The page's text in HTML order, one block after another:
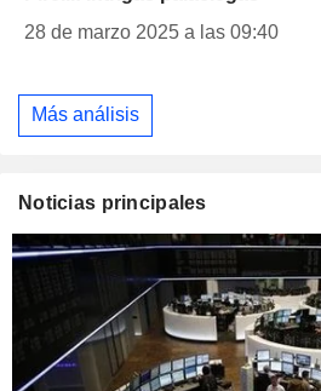
28 de marzo 2025 a las 09:40
Más análisis
Noticias principales